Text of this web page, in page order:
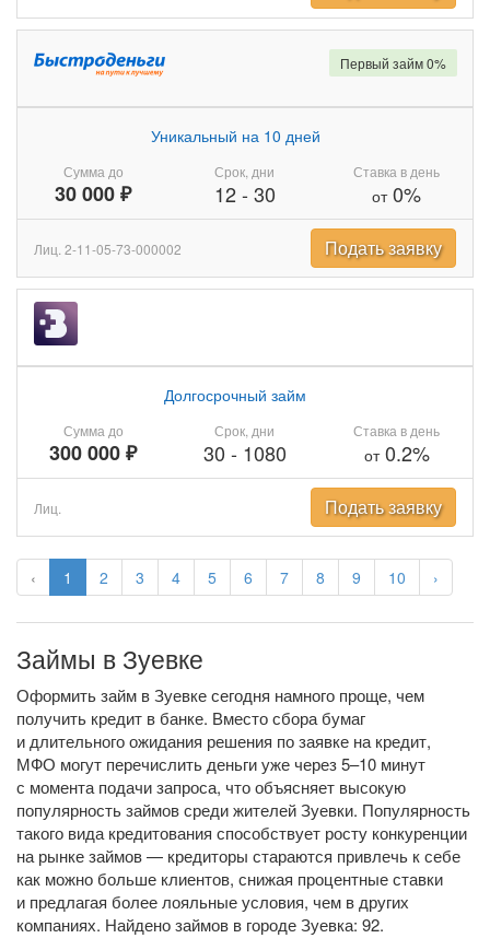
‹ 1 2 3 4 5 6 7 8 9 10 ›
Сумма до
30 000 ₽
Уникальный на 10 дней
Срок, дни
12- 30
Ставка в день
от0%
Первый займ 0%
Лиц. 2-11-05-73-000002 Подать заявку
Сумма до
300 000 ₽
Долгосрочный займ
Срок, дни
30 - 1080
Ставка в день
от0.2%
Лиц. Подать заявку
Займы в Зуевке
Оформить займ в Зуевке сегодня намного проще, чем
получить кредит в банке. Вместо сбора бумаг
и длительного ожидания решения по заявке на кредит,
МФО могут перечислить деньги уже через 5–10 минут
с момента подачи запроса, что объясняет высокую
популярность займов среди жителей Зуевки. Популярность
такого вида кредитования способствует росту конкуренции
на рынке займов — кредиторы стараются привлечь к себе
как можно больше клиентов, снижая процентные ставки
и предлагая более лояльные условия, чем в других
компаниях. Найдено займов в городе Зуевка: 92.